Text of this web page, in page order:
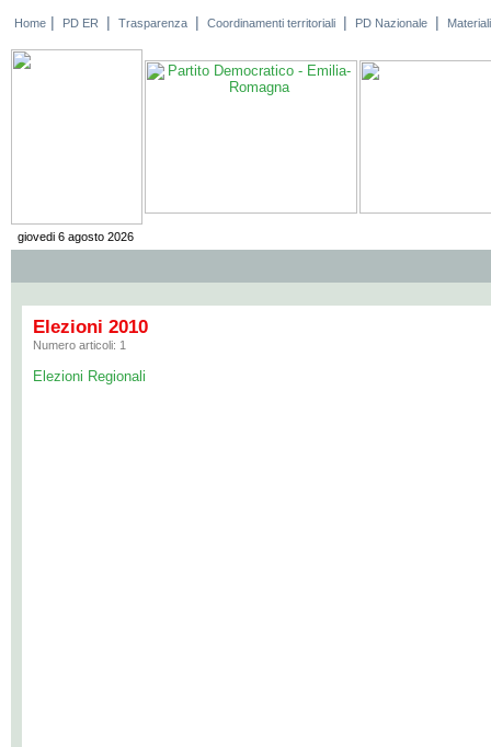
Home | PD ER | Trasparenza | Coordinamenti territoriali | PD Nazionale | Materiali
giovedi 6 agosto 2026
Elezioni 2010
Numero articoli: 1
Elezioni Regionali